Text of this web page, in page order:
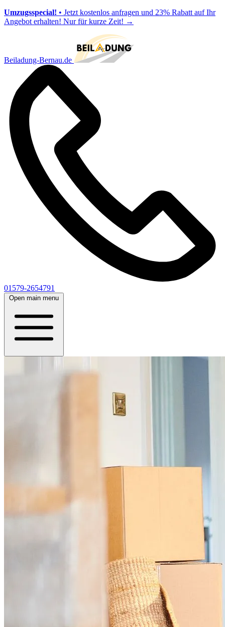
Umzugsspecial! • Jetzt kostenlos anfragen und 23% Rabatt auf Ihr
Angebot erhalten! Nur für kurze Zeit! →
Beiladung-Bernau.de
01579-2654791
Open main menu